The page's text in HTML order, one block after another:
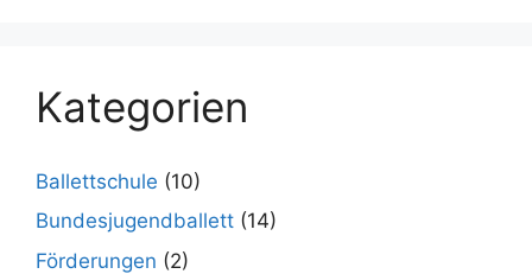
Kategorien
Ballettschule (10)
Bundesjugendballett (14)
Förderungen (2)